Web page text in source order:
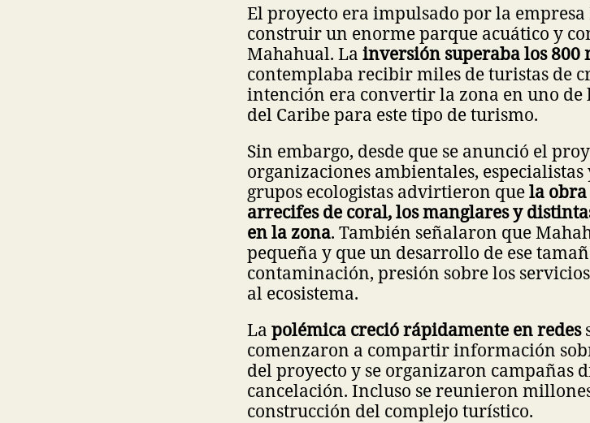
El proyecto era impulsado por la
construir un enorme parque acuático y
Mahahual. La inversión superaba los 800
contemplaba recibir miles de turistas de
intención era convertir la zona en uno de
del Caribe para este tipo de turismo.
Sin embargo, desde que se anunció el
organizaciones ambientales,
grupos ecologistas advirtieron quela
arrecifes de coral, los manglares y
en la zona. También señalaron que
pequeña y que un desarrollo de ese
contaminación, presión sobre los
al ecosistema.
La polémica creció rápidamente en redes
comenzaron a compartir información
del proyecto y se organizaron campañas
cancelación. Incluso se reunieron
construcción del complejo turístico.